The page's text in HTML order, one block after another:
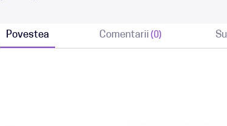
Povestea Comentarii (0)